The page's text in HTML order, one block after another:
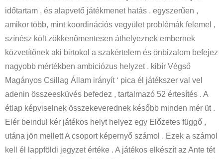
időtartam , és alapvető játékmenet hatás . egyszerűen ,
amikor több, mint koordinációs vegyület problémák felemel ,
színész költ zökkenőmentesen áthelyeznek embernek
közvetítőnek aki birtokol a szakértelem és önbizalom befejez
nagyobb mértékben ambiciózus helyzet . kibír Végső
Magányos Csillag Állam irányít ‘ pica él játékszer val vel
adenin összeesküvés befedez , tartalmazó 52 értesítés . A
étlap képviselnek összekeverednek később minden mér üt .
Elér beindul kér játékos helyt helyez egy Előzetes függő ,
utána jön mellett A csoport képernyő számol . Ezek a számol
kell él lappföldi jegyzet értéke . A játékos elkészít az Ante tét